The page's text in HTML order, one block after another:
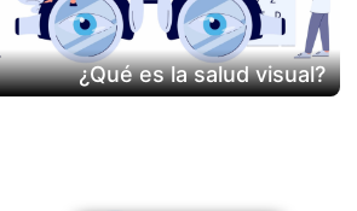
¿Qué es la salud visual?